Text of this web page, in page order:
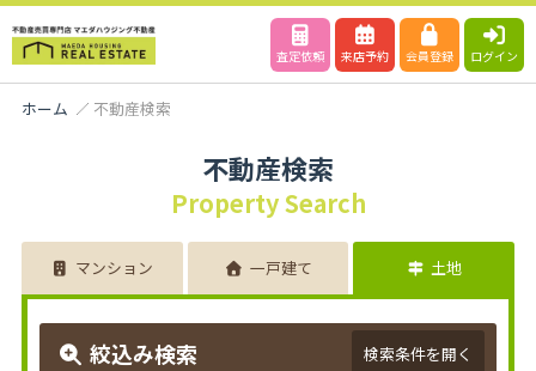
査定依頼 来店予約 会員登録 ログイン
ホーム 不動産検索
不動産検索
Property Search
マンション 一戸建て 土地
絞込み検索 検索条件を開く